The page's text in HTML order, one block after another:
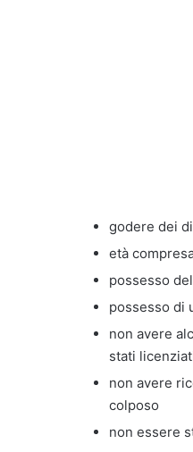
godere dei
età
possesso
possesso di
non avere
stati
non avere
colposo
non essere